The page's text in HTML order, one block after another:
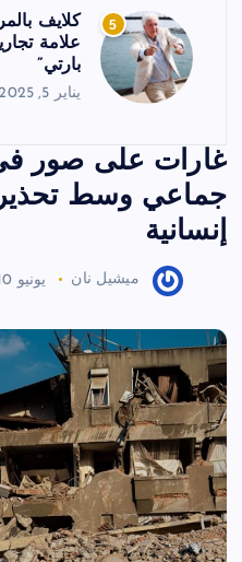
5
كلايف
علامة
بارتي”
يناير 5, 2025
غارات على صور
جماعي وسط
إنسانية
ميشيل نان يونيو 10, 2026